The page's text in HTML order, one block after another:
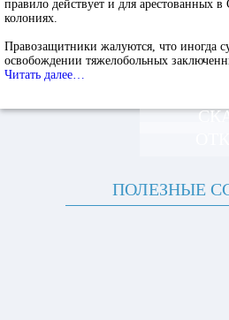
правило действует и для арестованных
колониях.
Правозащитники жалуются, что иногда
освобождении тяжелобольных
Читать далее…
ПОЛЕЗНЫЕ